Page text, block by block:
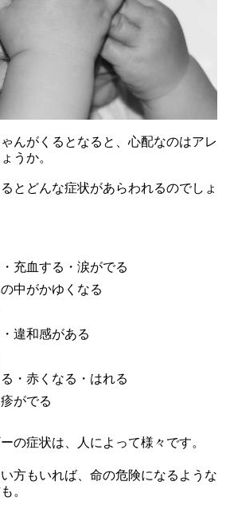
んがくるとなると、心配なのはアレ
うか。
とどんな症状があらわれるのでしょ
充血する・涙がでる
中がかゆくなる
違和感がある
・赤くなる・はれる
がでる
の症状は、人によって様々です。
方もいれば、命の危険になるような
。